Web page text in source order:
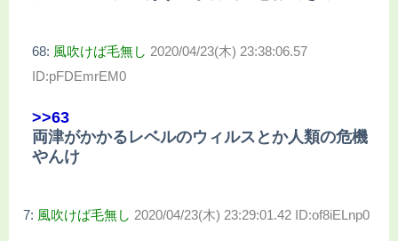
68: 風吹けば毛無し 2020/04/23(木) 23:38:06.57
ID:pFDEmrEM0
>>63
両津がかかるレベルのウィルスとか人類の危機
やんけ
7: 風吹けば毛無し 2020/04/23(木) 23:29:01.42 ID:of8iELnp0